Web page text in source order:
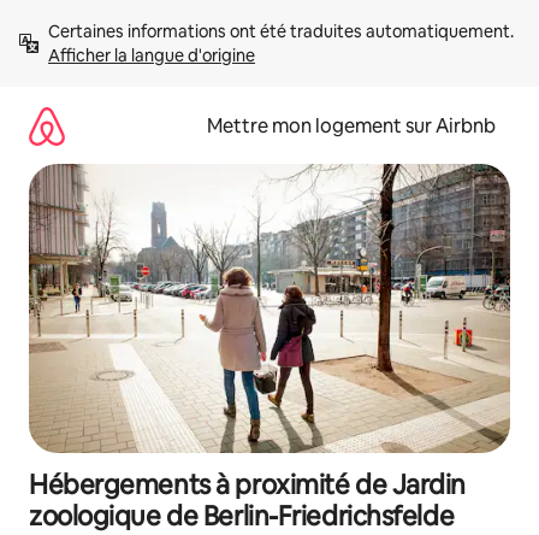
directement
Afficher la langue d'origine
Mettre mon logement sur Airbnb
Hébergements à proximité de Jardin
zoologique de Berlin-Friedrichsfelde